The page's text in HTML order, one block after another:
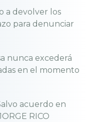
a devolver los
para denunciar
nunca excederá
en el momento
acuerdo en
RICO